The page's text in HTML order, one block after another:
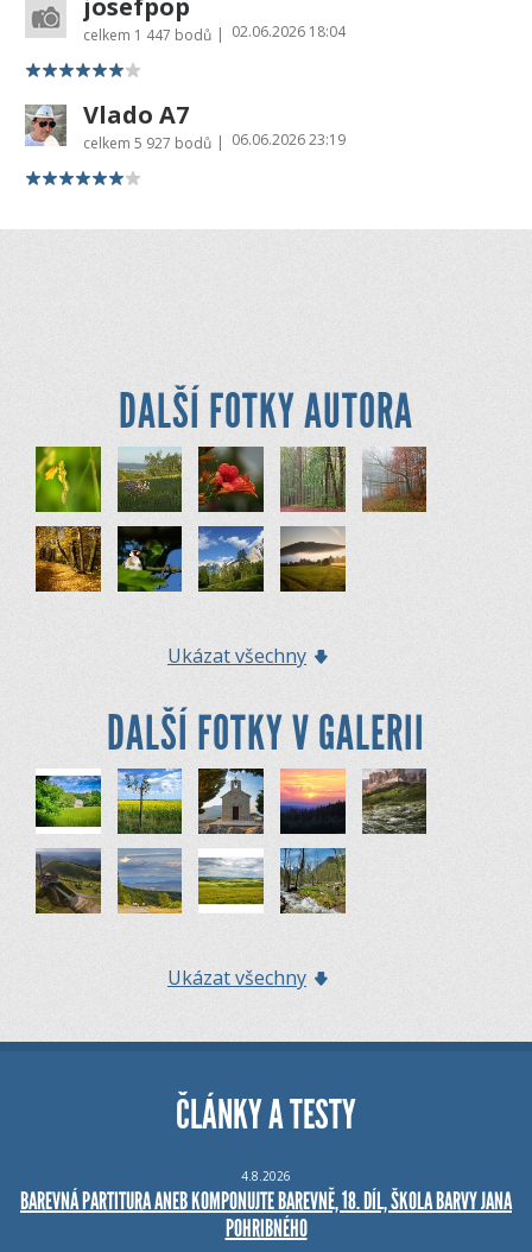
josefpop
celkem 1 447 bodů | 02.06.2026 18:04
Vlado A7
celkem 5 927 bodů | 06.06.2026 23:19
DALŠÍ FOTKY AUTORA
Ukázat všechny
DALŠÍ FOTKY V GALERII
Ukázat všechny
ČLÁNKY A TESTY
4.8.2026
BAREVNÁ PARTITURA ANEB KOMPONUJTE BAREVNĚ, 18. DÍL, ŠKOLA BARVY JANA
POHRIBNÉHO